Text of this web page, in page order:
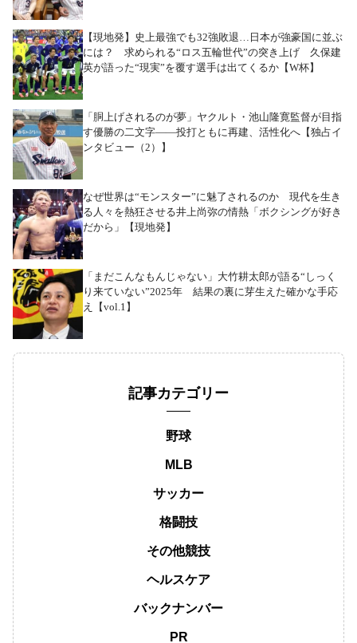
【現地発】史上最強でも32強敗退…日本が強豪国に並ぶ
には？ 求められる“ロス五輪世代”の突き上げ 久保建
英が語った“現実”を覆す選手は出てくるか【W杯】
「胴上げされるのが夢」ヤクルト・池山隆寛監督が目指
す優勝の二文字――投打ともに再建、活性化へ【独占イ
ンタビュー（2）】
なぜ世界は“モンスター”に魅了されるのか 現代を生き
る人々を熱狂させる井上尚弥の情熱「ボクシングが好き
だから」【現地発】
「まだこんなもんじゃない」大竹耕太郎が語る“しっく
り来ていない”2025年 結果の裏に芽生えた確かな手応
え【vol.1】
記事カテゴリー
野球
MLB
サッカー
格闘技
その他競技
ヘルスケア
バックナンバー
PR